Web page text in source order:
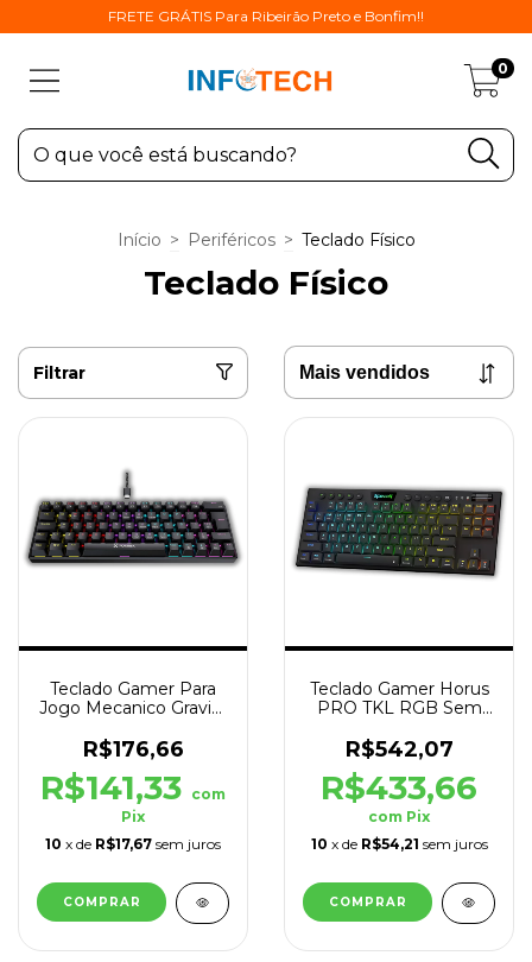
FRETE GRÁTIS Para Ribeirão Preto e Bonfim!!
0
Início > Periféricos > Teclado Físico
Teclado Físico
Filtrar
Teclado Gamer Para
Jogo Mecanico Gravity
R$176,66
R$141,33 com
Pix
10 x de R$17,67 sem juros
Teclado Gamer Horus
PRO TKL RGB Sem
R$542,07
R$433,66
com Pix
10 x de R$54,21 sem juros